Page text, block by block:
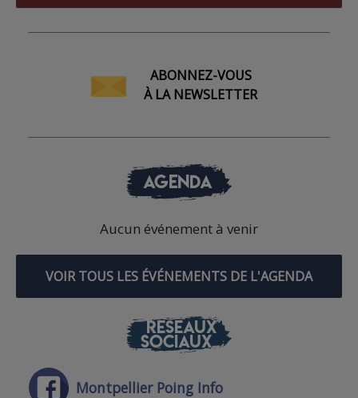
ABONNEZ-VOUS
À LA NEWSLETTER
AGENDA
Aucun événement à venir
VOIR TOUS LES ÉVÉNEMENTS DE L'AGENDA
RÉSEAUX
SOCIAUX
Montpellier Poing Info